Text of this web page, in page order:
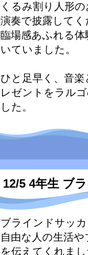
くるみ割り人形
演奏で披露して
臨場感あふれる
いていました。
ひと足早く、音
レゼントをラル
した。
12/5 4年生 ブ
ブラインドサッ
自由な人の生活
を伝えてくれま